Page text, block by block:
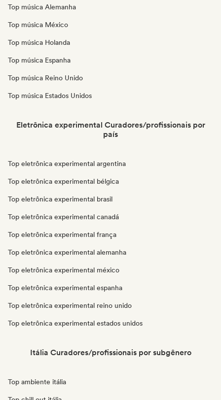
Top música Alemanha
Top música México
Top música Holanda
Top música Espanha
Top música Reino Unido
Top música Estados Unidos
Eletrônica experimental Curadores/profissionais por
país
Top eletrônica experimental argentina
Top eletrônica experimental bélgica
Top eletrônica experimental brasil
Top eletrônica experimental canadá
Top eletrônica experimental frança
Top eletrônica experimental alemanha
Top eletrônica experimental méxico
Top eletrônica experimental espanha
Top eletrônica experimental reino unido
Top eletrônica experimental estados unidos
Itália Curadores/profissionais por subgênero
Top ambiente itália